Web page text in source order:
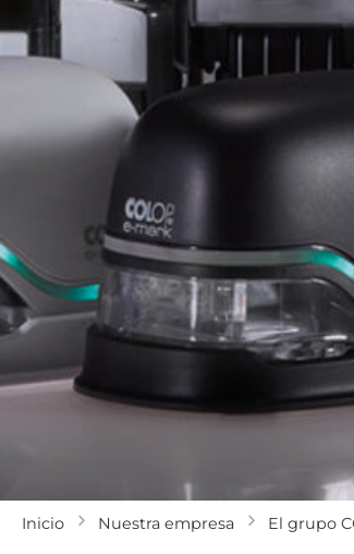
Inicio Nuestra empresa El grupo